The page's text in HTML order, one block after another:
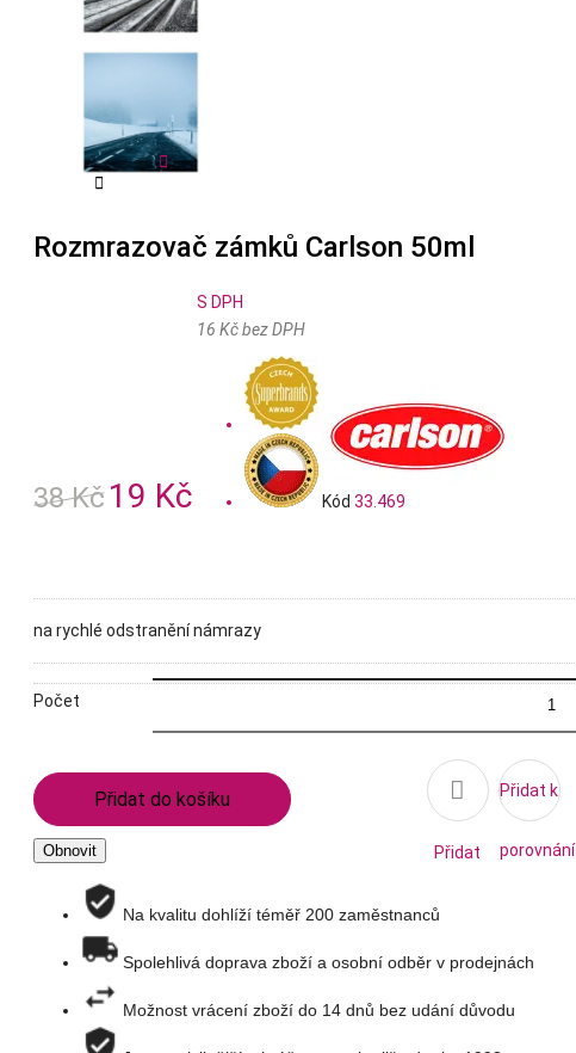


Rozmrazovač zámků Carlson 50ml
38 Kč19 Kč
S DPH
16 Kč bez DPH
Kód 33.469
na rychlé odstranění námrazy
Počet
Přidat do košíku 
Přidat
seznam
Přidat k
porovnání
Na kvalitu dohlíží téměř 200 zaměstnanců
Spolehlivá doprava zboží a osobní odběr v prodejnách
Možnost vrácení zboží do 14 dnů bez udání důvodu